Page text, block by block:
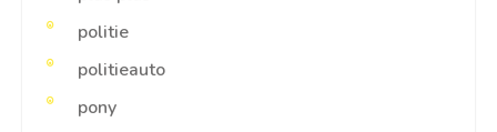
politie
politieauto
pony